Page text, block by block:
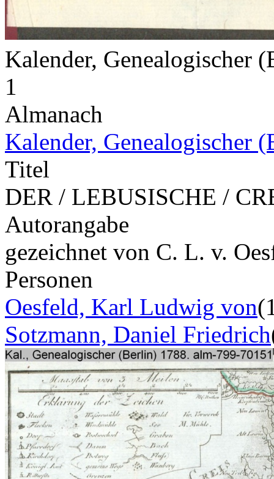
Kalender, Genealogischer
1
Almanach
Kalender, Genealogischer
Titel
DER / LEBUSISCHE /
Autorangabe
gezeichnet von C. L. v.
Personen
Oesfeld, Karl Ludwig von
Sotzmann, Daniel Friedrich